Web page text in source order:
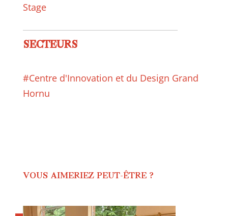
Stage
SECTEURS
#Centre d'Innovation et du Design Grand
Hornu
VOUS AIMERIEZ PEUT-ÊTRE ?